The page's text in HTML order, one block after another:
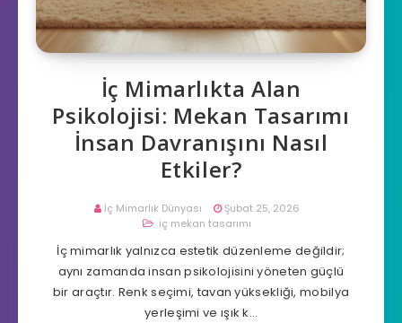
İç Mimarlıkta Alan
Psikolojisi: Mekan Tasarımı
İnsan Davranışını Nasıl
Etkiler?
İç Mimarlık Dünyası
Şubat 25, 2026
iç mekan tasarımı
İç mimarlık yalnızca estetik düzenleme değildir;
aynı zamanda insan psikolojisini yöneten güçlü
bir araçtır. Renk seçimi, tavan yüksekliği, mobilya
yerleşimi ve ışık k…